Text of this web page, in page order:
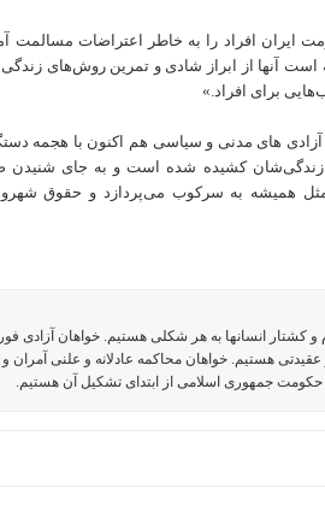
ایران افراد را به خاطر اعتراضات مسالمت
است آنها از ابراز شادی و تمرین روش‌های
برای افراد.»
های مدنی و سیاسی هم اکنون با هجمه
کشیده شده است و به جای شنیدن
مثل همیشه به سرکوب می‌پردازد و حقوق
و کشتار انسانها به هر شکلی هستیم. خواهان آزادی
هستیم. خواهان محاکمه عادلانه و علنی آمران
جمهوری اسلامی از ابتدای تشکیل آن هستیم.